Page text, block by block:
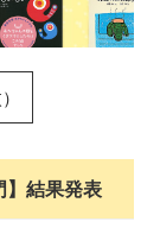
結果発表